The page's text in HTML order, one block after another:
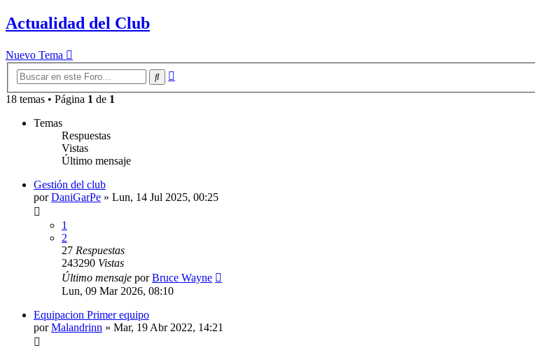
Actualidad del Club
Nuevo Tema
Buscar
18 temas • Página 1 de 1
Temas
Respuestas
Vistas
Último mensaje
Gestión del club
porDaniGarPe » Lun, 14 Jul 2025, 00:25
1
2
27 Respuestas
243290 Vistas
Último mensaje porBruce Wayne
Lun, 09 Mar 2026, 08:10
Equipacion Primer equipo
porMalandrinn » Mar, 19 Abr 2022, 14:21